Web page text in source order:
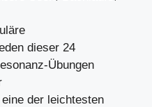
dieser 24
Übungen
der leichtesten